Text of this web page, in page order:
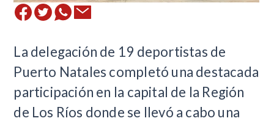
​La delegación de 19 deportistas de
Puerto Natales completó una destacada
participación en la capital de la Región
de Los Ríos donde se llevó a cabo una